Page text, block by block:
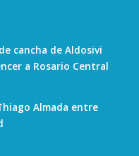
cancha de Aldosivi
a Rosario Central
Almada entre